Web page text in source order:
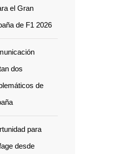
el Gran
de F1 2026
dos
de
para
desde